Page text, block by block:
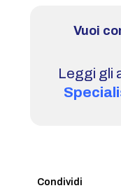
Vuoi
Leggi gli
Condividi